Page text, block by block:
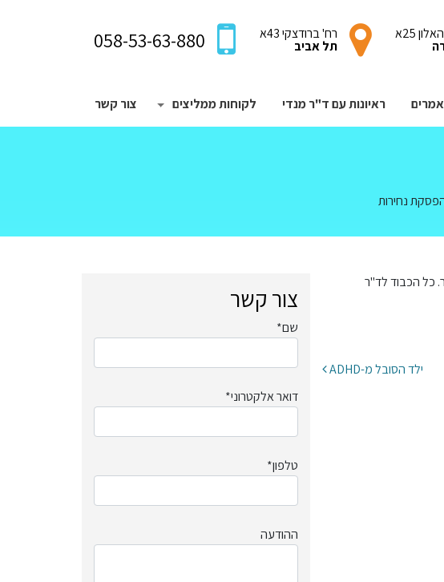
058-53-63-880 רח' ברודצקי 43א
תל אביב
25א
משנה עבורשאלות ותשובות
ראיונות עם ד"ר מנדי לקוחות ממליצים הצג תפריט משנה עבורלקוחות
צור קשר
נחירות
כל הכבוד לד"ר
ילד הסובל מ-ADHD
צור קשר
שם*
דואר אלקטרוני*
טלפון*
ההודעה